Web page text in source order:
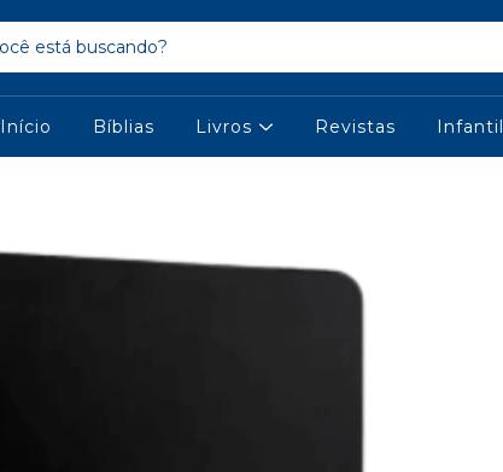
Início Bíblias Livros Revistas Infantil